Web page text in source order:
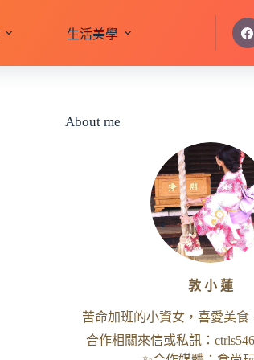
生活美學
About me
敦 小 蓮
苦命加班的小資女，喜愛美
合作相關來信或私訊：